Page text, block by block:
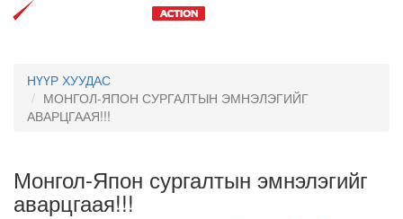
НҮҮР ХУУДАС
МОНГОЛ-ЯПОН СУРГАЛТЫН ЭМНЭЛЭГИЙГ
АВАРЦГААЯ!!!
Монгол-Япон сургалтын эмнэлэгийг
аварцгаая!!!